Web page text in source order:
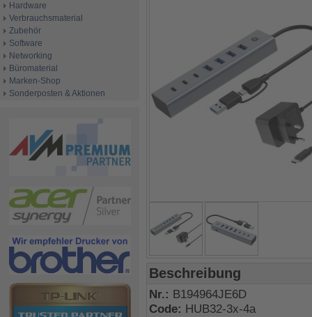
Hardware
Verbrauchsmaterial
Zubehör
Software
Networking
Büromaterial
Marken-Shop
Sonderposten & Aktionen
Beschreibung
Nr.: B194964JE6D
Code: HUB32-3x-4a